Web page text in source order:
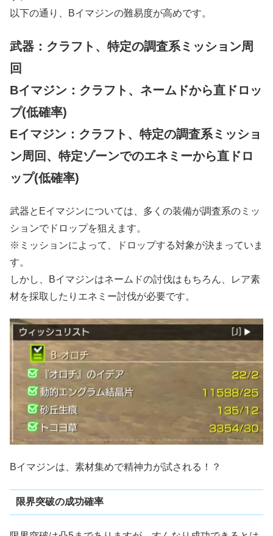
以下の通り、Bイマジンの難易度が高めです。
武器：クラフト、特定の調査系ミッション周
回
Bイマジン：クラフト、ネームドから直ドロッ
プ(低確率)
Eイマジン：クラフト、特定の調査系ミッショ
ン周回、特定ゾーンでのエネミーから直ドロ
ップ(低確率)
武器とEイマジンについては、多くの装備が調査系のミッ
ションでドロップを狙えます。
※ミッションによって、ドロップする対象が決まっていま
す。
しかし、Bイマジンはネームドの討伐はもちろん、レア素
材を採取したりエネミー討伐が必要です。
Bイマジンは、素材集めで精神力が試される！？
限界突破の成功確率